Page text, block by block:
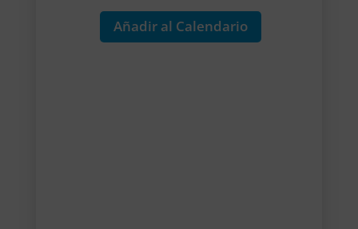
Añadir al Calendario